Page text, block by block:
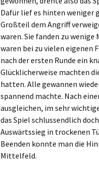
Dafür lief es hinten weniger
Großteil dem Angriff
waren. Sie fanden zu
waren bei zu vielen eigenen
nach der ersten Runde ein
Glücklicherweise machten
hatten. Alle gewannen
spannend machte. Nach
ausgleichen, im sehr
das Spiel schlussendlich
Auswärtssieg in trockenen
Beenden konnte man die
Mittelfeld.